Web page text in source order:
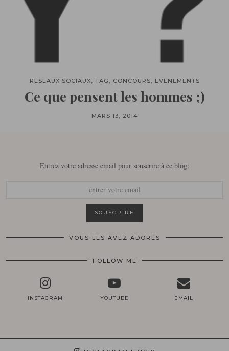
RÉSEAUX SOCIAUX, TAG, CONCOURS, EVENEMENTS
Ce que pensent les hommes ;)
MARS 13, 2014
Entrez votre adresse email pour souscrire à ce blog:
VOUS LES AVEZ ADORÉS
FOLLOW ME
INSTAGRAM YOUTUBE EMAIL